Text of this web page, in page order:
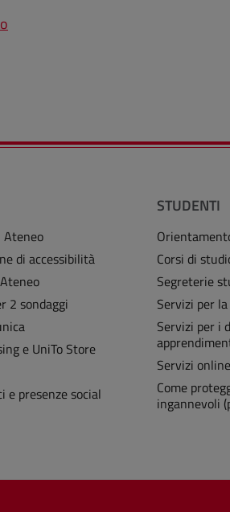
Ateneo
di accessibilità
2 sondaggi
e UniTo Store
e presenze social
STUDENTI
Corsi di
Segreterie
Servizi per
Servizi per i
Servizi online
Come
ingannevoli